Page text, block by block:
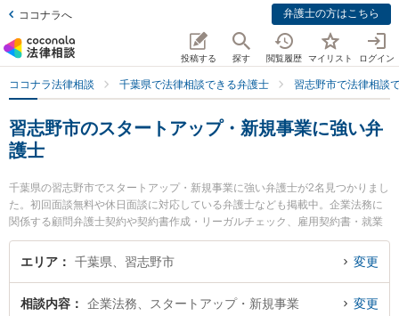
ココナラへ 弁護士の方はこちら
投稿する 探す 閲覧履歴 マイリスト ログイン
ココナラ法律相談 千葉県で法律相談できる弁護士 習志野市で法律相談
習志野市のスタートアップ・新規事業に強い弁
護士
千葉県の習志野市でスタートアップ・新規事業に強い弁護士が2名見つかりまし
た。初回面談無料や休日面談に対応している弁護士なども掲載中。企業法務に
関係する顧問弁護士契約や契約書作成・リーガルチェック、雇用契約書・就業
規則作成等の細かな分野での絞り込み検索もでき便利です。特に弁護士法人
M．L．T法律事務所の福世 健一郎弁護士や弁護士法人M．L．T法律事務所の長
を今すぐに弁護士に相談したい』『スタートアップ・新規事業のトラブル解決
エリア 千葉県、習志野市 変更
相談内容 企業法務、スタートアップ・新規事業 変更